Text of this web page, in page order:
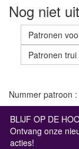
Nog niet
Patronen
Patronen trui
Nummer patroon
BLIJF OP DE
Ontvang onze
acties!